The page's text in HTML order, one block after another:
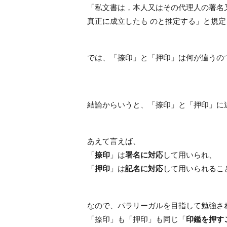
「私文書は，本人又はその代理人の署名
真正に成立したも のと推定する」と規
では、「捺印」と「押印」は何が違うの
結論からいうと、「捺印」と「押印」に
あえて言えば、
「捺印 」は署名に対応して用いられ、
「押印 」は記名に対応して用いられる
なので、パラリーガルを目指して勉強
「捺印」も「押印」も同じ「印鑑を押す